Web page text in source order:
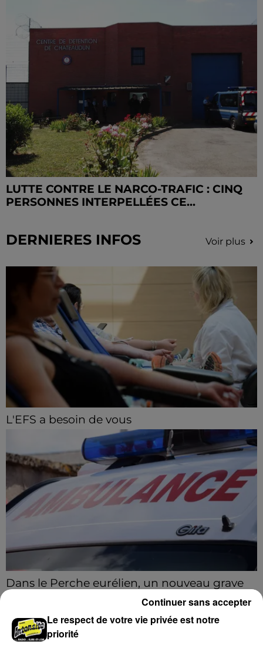
LUTTE CONTRE LE NARCO-TRAFIC : CINQ
PERSONNES INTERPELLÉES CE...
DERNIERES INFOS Voir plus
L'EFS a besoin de vous
Les collectes de sang restent en tension en Eure-et-
Loir, avec de nombreux créneaux à réserver.
Dans le Perche eurélien, un nouveau grave
Deux blessés ont été pris en charge, dont un en
urgence absolue.
Le respect de votre vie privée est notre
priorité
Continuer sans accepter